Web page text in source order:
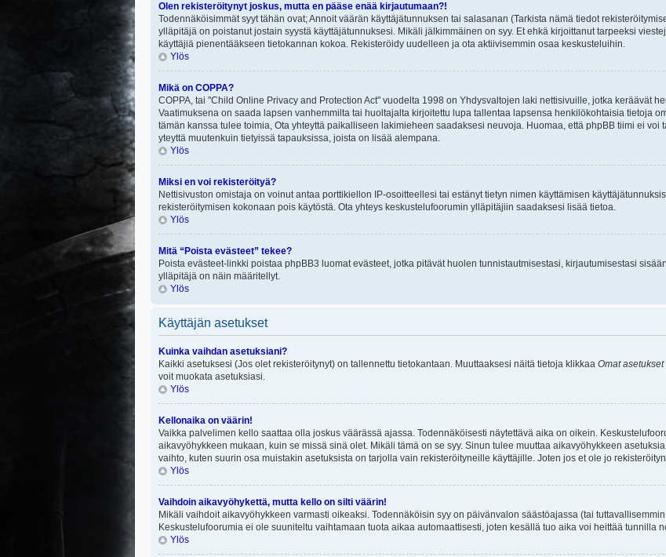
Olen rekisteröitynyt joskus, mutta en pääse enää kirjautumaan?!
Todennäköisimmät syyt tähän ovat; Annoit väärän käyttäjätunnuksen tai salasanan (Tarkista nämä tiedot
ylläpitäjä on poistanut jostain syystä käyttäjätunnuksesi. Mikäli jälkimmäinen on syy. Et ehkä kirjoittanut tarpeeksi
käyttäjiä pienentääkseen tietokannan kokoa. Rekisteröidy uudelleen ja ota aktiivisemmin osaa keskusteluihin.
Ylös
Mikä on COPPA?
COPPA, tai "Child Online Privacy and Protection Act" vuodelta 1998 on Yhdysvaltojen laki nettisivuille, jotka keräävät
Vaatimuksena on saada lapsen vanhemmilta tai huoltajalta kirjoitettu lupa tallentaa lapsensa henkilökohtaisia tietoja
tämän kanssa tulee toimia, Ota yhteyttä paikalliseen lakimieheen saadaksesi neuvoja. Huomaa, että phpBB tiimi ei
yteyttä muutenkuin tietyissä tapauksissa, joista on lisää alempana.
Ylös
Miksi en voi rekisteröityä?
Nettisivuston omistaja on voinut antaa porttikiellon IP-osoitteellesi tai estänyt tietyn nimen käyttämisen
rekisteröitymisen kokonaan pois käytöstä. Ota yhteys keskustelufoorumin ylläpitäjiin saadaksesi lisää tietoa.
Ylös
Mitä “Poista evästeet” tekee?
Poista evästeet-linkki poistaa phpBB3 luomat evästeet, jotka pitävät huolen tunnistautmisestasi, kirjautumisestasi
ylläpitäjä on näin määritellyt.
Ylös
Käyttäjän asetukset
Kuinka vaihdan asetuksiani?
Kaikki asetuksesi (Jos olet rekisteröitynyt) on tallennettu tietokantaan. Muuttaaksesi näitä tietoja klikkaa Omat asetukset
voit muokata asetuksiasi.
Ylös
Kellonaika on väärin!
Vaikka palvelimen kello saattaa olla joskus väärässä ajassa. Todennäköisesti näytettävä aika on oikein.
aikavyöhykkeen mukaan, kuin se missä sinä olet. Mikäli tämä on se syy. Sinun tulee muuttaa aikavyöhykkeen
vaihto, kuten suurin osa muistakin asetuksista on tarjolla vain rekisteröityneille käyttäjille. Joten jos et ole jo
Ylös
Vaihdoin aikavyöhykettä, mutta kello on silti väärin!
Mikäli vaihdoit aikavyöhykkeen varmasti oikeaksi. Todennäköisin syy on päivänvalon säästöajassa (tai
Keskustelufoorumia ei ole suuniteltu vaihtamaan tuota aikaa automaattisesti, joten kesällä tuo aika voi heittää tunnilla
Ylös